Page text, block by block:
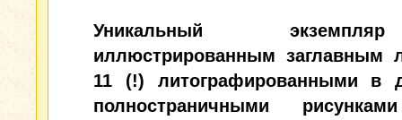
Уникальный
иллюстрированным заглавным
11 (!) литографированными в
полностраничными